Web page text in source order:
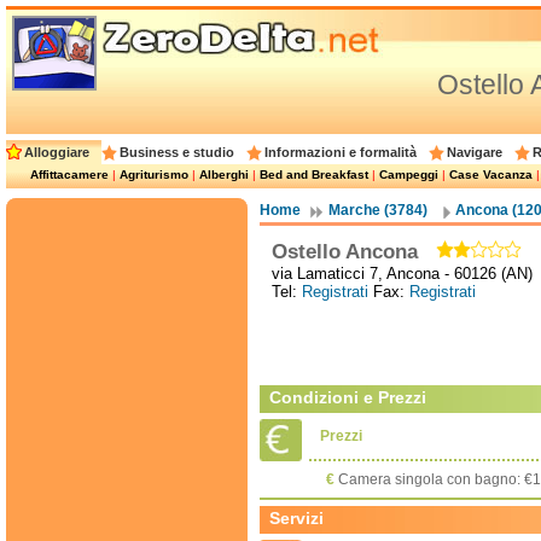
Ostello
Alloggiare Business e studio Informazioni e formalità Navigare
Affittacamere|Agriturismo|Alberghi|Bed and Breakfast|Campeggi|Case Vacanza
Home Marche (3784) Ancona
Ostello Ancona
via Lamaticci 7, Ancona - 60126 (AN)
Tel: Registrati Fax: Registrati
Condizioni e Prezzi
Prezzi
€ Camera singola con bagno:
Servizi